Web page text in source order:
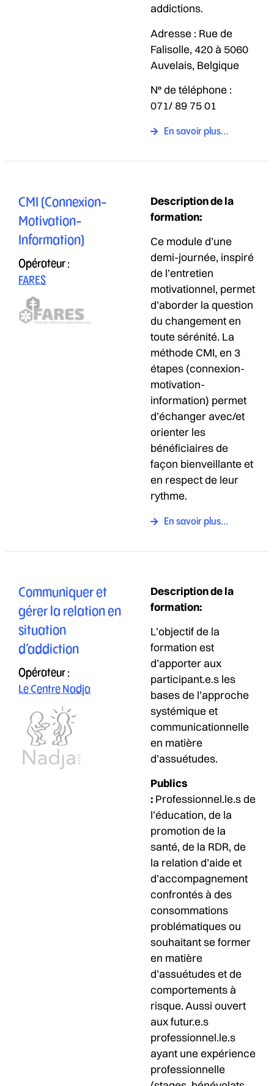
addictions.
Adresse : Rue de
Falisolle, 420 à 5060
Auvelais, Belgique
N° de téléphone :
071/ 89 75 01
En savoir plus...
CMI (Connexion-
Motivation-
Information)
Opérateur :
FARES
Description de la
formation:
Ce module d’une
demi-journée, inspiré
de l’entretien
motivationnel, permet
d’aborder la question
du changement en
toute sérénité. La
méthode CMI, en 3
étapes (connexion-
motivation-
information) permet
d’échanger avec/et
orienter les
bénéficiaires de
façon bienveillante et
en respect de leur
rythme.
En savoir plus...
Communiquer et
gérer la relation en
situation
d’addiction
Opérateur :
Le Centre Nadja
Description de la
formation:
L’objectif de la
formation est
d’apporter aux
participant.e.s les
bases de l’approche
systémique et
communicationnelle
en matière
d’assuétudes.
Publics
: Professionnel.le.s de
l’éducation, de la
promotion de la
santé, de la RDR, de
la relation d’aide et
d’accompagnement
confrontés à des
consommations
problématiques ou
souhaitant se former
en matière
d’assuétudes et de
comportements à
risque. Aussi ouvert
aux futur.e.s
professionnel.le.s
ayant une expérience
professionnelle